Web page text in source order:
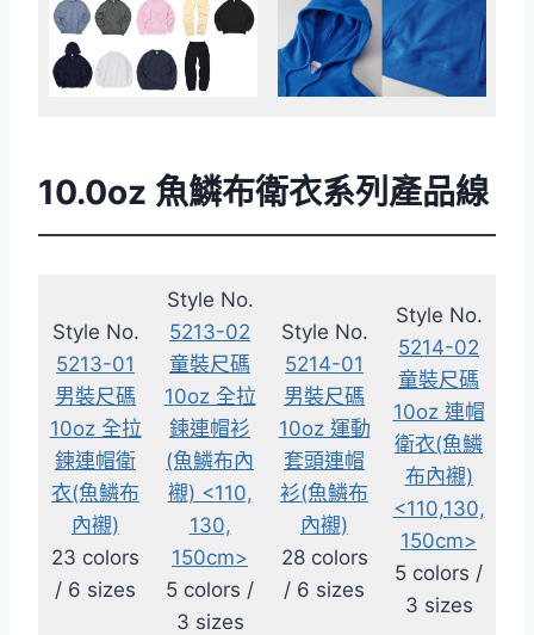
10.0oz 魚鱗布衛衣系列產品線
Style No.
5213-01
男裝尺碼
10oz 全拉
鍊連帽衛
衣(魚鱗布
內襯)
23 colors
/ 6 sizes
Style No.
5213-02
童裝尺碼
10oz 全拉
鍊連帽衫
(魚鱗布內
襯) <110,
130,
150cm>
5 colors /
3 sizes
Style No.
5214-01
男裝尺碼
10oz 運動
套頭連帽
衫(魚鱗布
內襯)
28 colors
/ 6 sizes
Style No.
5214-02
童裝尺碼
10oz 連帽
衛衣(魚鱗
布內襯)
<110,130,
150cm>
5 colors /
3 sizes